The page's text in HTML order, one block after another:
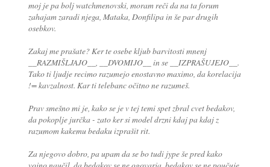
moj je pa bolj watchmenovski, moram reči da na ta forum
zahajam zaradi njega, Mataka, Donfilipa in še par drugih
osebkov.
Zakaj me prašate? Ker te osebe kljub barvitosti mnenj
__RAZMIŠLJAJO__, __DVOMIJO__ in se __IZPRAŠUJEJO__.
Tako ti ljudje recimo razumejo enostavno maximo, da korelacija
!= kavzalnost. Kar ti telebanc očitno ne razumeš.
Prav smešno mi je, kako se je v tej temi spet zbral cvet bedakov,
da pokoplje jurčka - zato ker si model drzni kdaj pa kdaj z
razumom kakemu bedaku izprašit rit.
Za njegovo dobro, pa upam da se bo tudi jype še pred kako